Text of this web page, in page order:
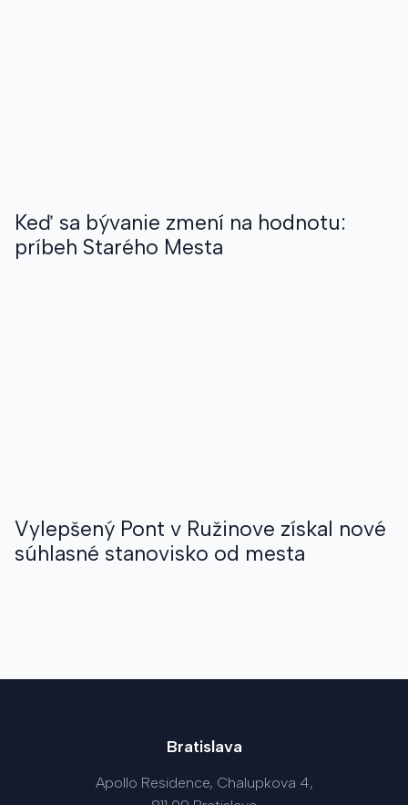
Keď sa bývanie zmení na hodnotu:
príbeh Starého Mesta
Vylepšený Pont v Ružinove získal nové
súhlasné stanovisko od mesta
Bratislava
Apollo Residence, Chalupkova 4,